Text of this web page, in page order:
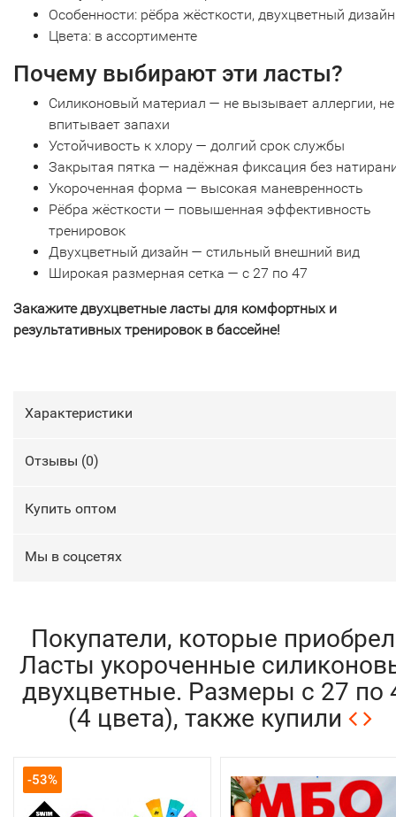
Особенности: рёбра жёсткости, двухцветный дизайн
Цвета: в ассортименте
Почему выбирают эти ласты?
Силиконовый материал — не вызывает аллергии, не
впитывает запахи
Устойчивость к хлору — долгий срок службы
Закрытая пятка — надёжная фиксация без
Укороченная форма — высокая маневренность
Рёбра жёсткости — повышенная эффективность
тренировок
Двухцветный дизайн — стильный внешний вид
Широкая размерная сетка — с 27 по 47
Закажите двухцветные ласты для комфортных и
результативных тренировок в бассейне!
Характеристики
Отзывы (0)
Купить оптом
Мы в соцсетях
Покупатели, которые
Ласты укороченные
двухцветные. Размеры с 27 по
(4 цвета), также купили
-53%